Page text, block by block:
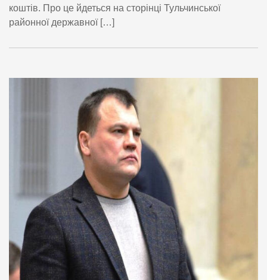
коштів. Про це йдеться на сторінці Тульчинської
районної державної […]